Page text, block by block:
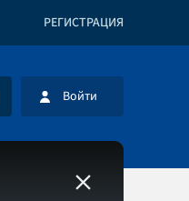
РЕГИСТРАЦИЯ
Войти